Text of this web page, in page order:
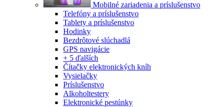
Mobilné zariadenia a príslušenstvo
Telefóny a príslušenstvo
Tablety a príslušenstvo
Hodinky
Bezdrôtové slúchadlá
GPS navigácie
+ 5 ďalších
Čítačky elektronických kníh
Vysielačky
Príslušenstvo
Alkoholtestery
Elektronické pestúnky